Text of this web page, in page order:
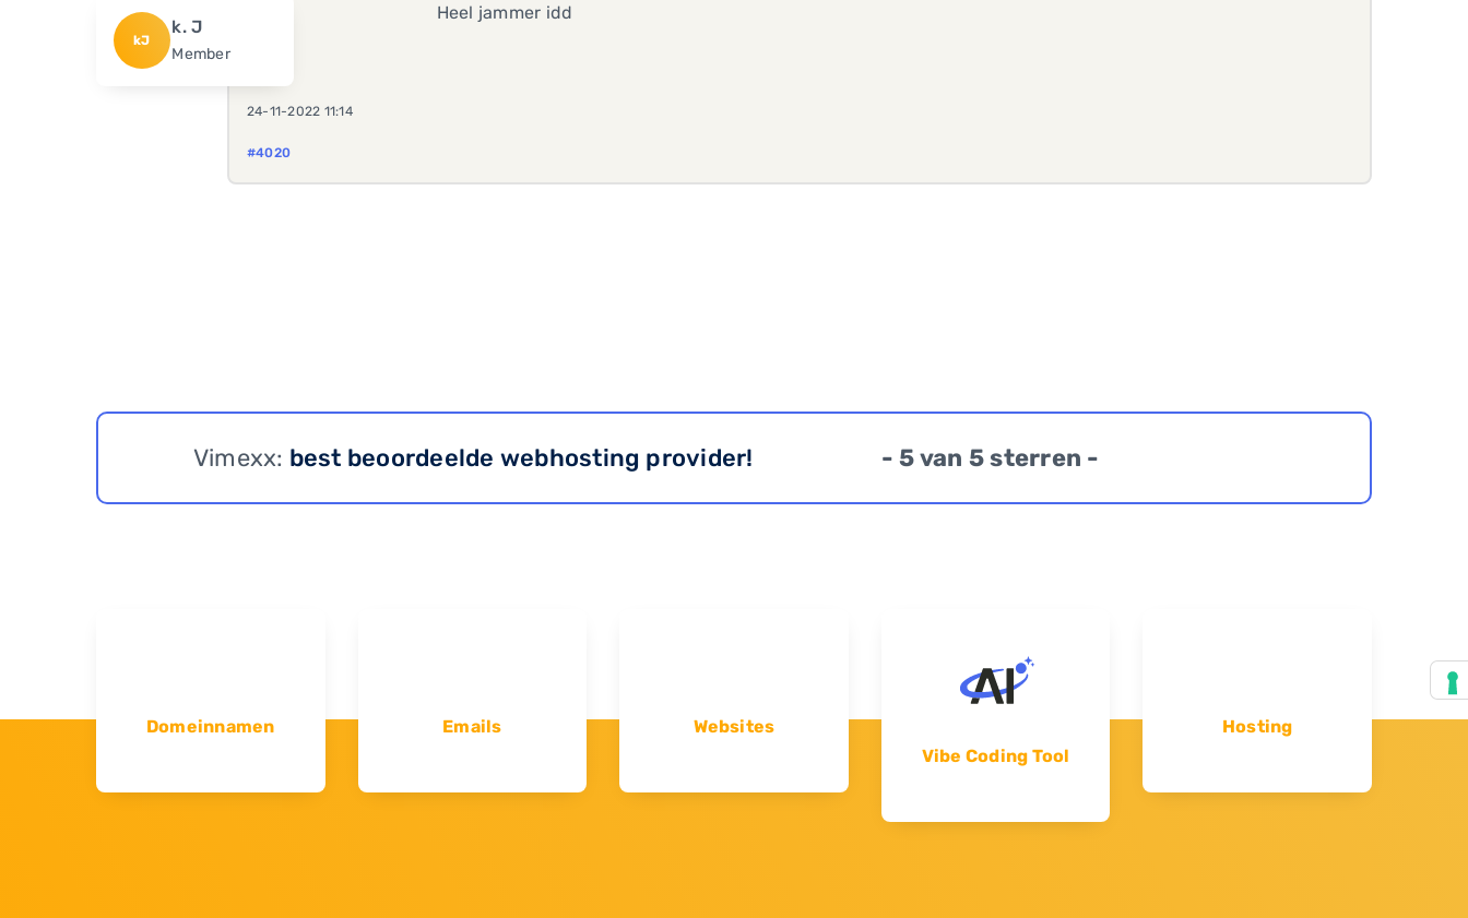
kJ
k. J
Member
24-11-2022 11:14
#4020
Heel jammer idd
Vimexx: best beoordeelde webhosting provider! - 5 van 5 sterren -
Domeinnamen Emails
Websites
Vibe Coding Tool
Hosting